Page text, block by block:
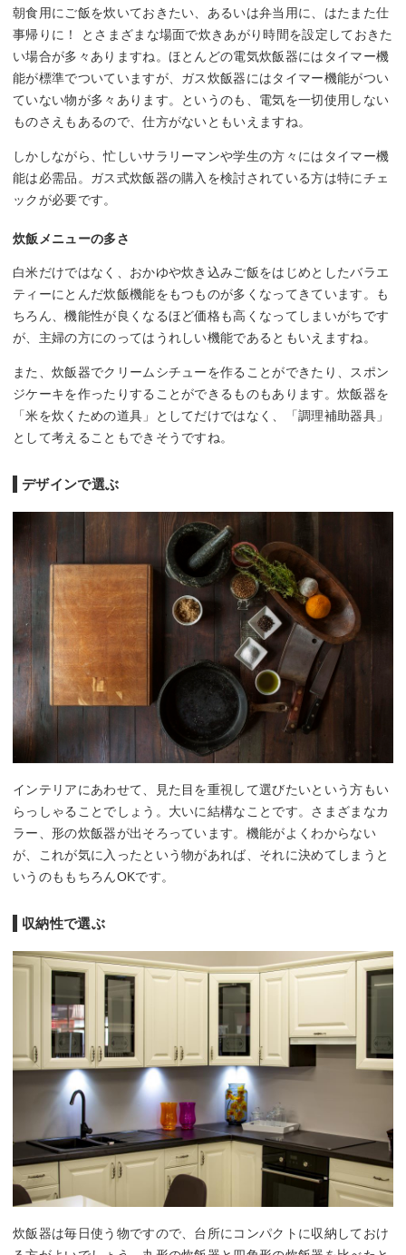
朝食用にご飯を炊いておきたい、あるいは弁当用に、はたまた仕
事帰りに！ とさまざまな場面で炊きあがり時間を設定しておきた
い場合が多々ありますね。ほとんどの電気炊飯器にはタイマー機
能が標準でついていますが、ガス炊飯器にはタイマー機能がつい
ていない物が多々あります。というのも、電気を一切使用しない
ものさえもあるので、仕方がないともいえますね。
しかしながら、忙しいサラリーマンや学生の方々にはタイマー機
能は必需品。ガス式炊飯器の購入を検討されている方は特にチェ
ックが必要です。
炊飯メニューの多さ
白米だけではなく、おかゆや炊き込みご飯をはじめとしたバラエ
ティーにとんだ炊飯機能をもつものが多くなってきています。も
ちろん、機能性が良くなるほど価格も高くなってしまいがちです
が、主婦の方にのってはうれしい機能であるともいえますね。
また、炊飯器でクリームシチューを作ることができたり、スポン
ジケーキを作ったりすることができるものもあります。炊飯器を
「米を炊くための道具」としてだけではなく、「調理補助器具」
として考えることもできそうですね。
デザインで選ぶ
インテリアにあわせて、見た目を重視して選びたいという方もい
らっしゃることでしょう。大いに結構なことです。さまざまなカ
ラー、形の炊飯器が出そろっています。機能がよくわからない
が、これが気に入ったという物があれば、それに決めてしまうと
いうのももちろんOKです。
収納性で選ぶ
炊飯器は毎日使う物ですので、台所にコンパクトに収納しておけ